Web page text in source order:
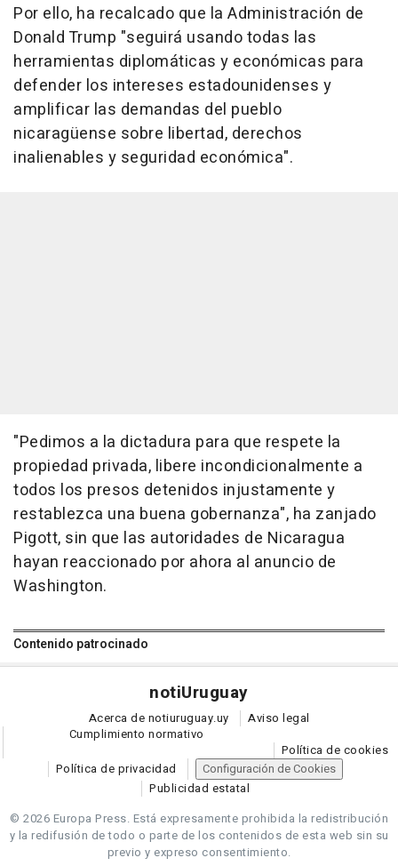
Por ello, ha recalcado que la Administración de
Donald Trump "seguirá usando todas las
herramientas diplomáticas y económicas para
defender los intereses estadounidenses y
amplificar las demandas del pueblo
nicaragüense sobre libertad, derechos
inalienables y seguridad económica".
"Pedimos a la dictadura para que respete la
propiedad privada, libere incondicionalmente a
todos los presos detenidos injustamente y
restablezca una buena gobernanza", ha zanjado
Pigott, sin que las autoridades de Nicaragua
hayan reaccionado por ahora al anuncio de
Washington.
Contenido patrocinado
notiUruguay
Acerca de notiuruguay.uy
Aviso legal
Cumplimiento normativo
Política de cookies
Política de privacidad
Configuración de Cookies
Publicidad estatal
© 2026 Europa Press. Está expresamente prohibida la redistribución
y la redifusión de todo o parte de los contenidos de esta web sin su
previo y expreso consentimiento.